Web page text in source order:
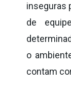
inseguras
de
o
contam